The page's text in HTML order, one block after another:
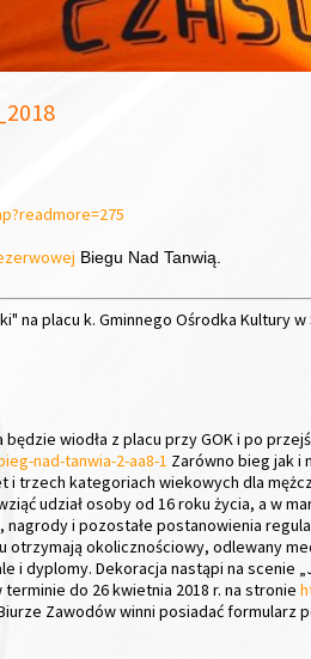
Biegu Nad Tanwią.
na placu k. Gminnego Ośrodka Kultury
będzie wiodła z placu przy GOK i po
nad-tanwia-2-aa8-1 Zarówno bieg jak i
trzech kategoriach wiekowych dla
udział osoby od 16 roku życia, a w
i pozostałe postanowienia
otrzymają okolicznościowy, odlewany
dyplomy. Dekoracja nastąpi na scenie
do 26 kwietnia 2018 r. na stronie
Zawodów winni posiadać formularz